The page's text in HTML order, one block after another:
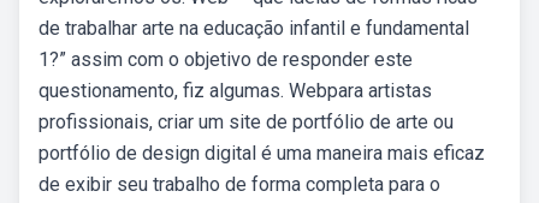
de trabalhar arte na educação infantil e fundamental
1?” assim com o objetivo de responder este
questionamento, fiz algumas. Webpara artistas
profissionais, criar um site de portfólio de arte ou
portfólio de design digital é uma maneira mais eficaz
de exibir seu trabalho de forma completa para o